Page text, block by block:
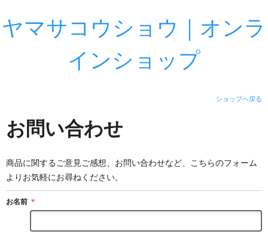
ヤマサコウショウ｜オンラ
インショップ
ショップへ戻る
お問い合わせ
商品に関するご意見ご感想、お問い合わせなど、こちらのフォーム
よりお気軽にお尋ねください。
お名前 ＊